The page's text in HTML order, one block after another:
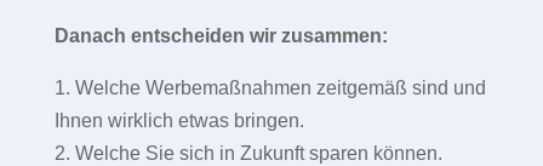
Danach entscheiden wir zusammen:
1. Welche Werbemaßnahmen zeitgemäß sind und
Ihnen wirklich etwas bringen.
2. Welche Sie sich in Zukunft sparen können.